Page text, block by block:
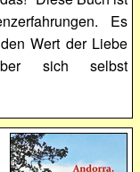
Es
Wert der Liebe
sich selbst